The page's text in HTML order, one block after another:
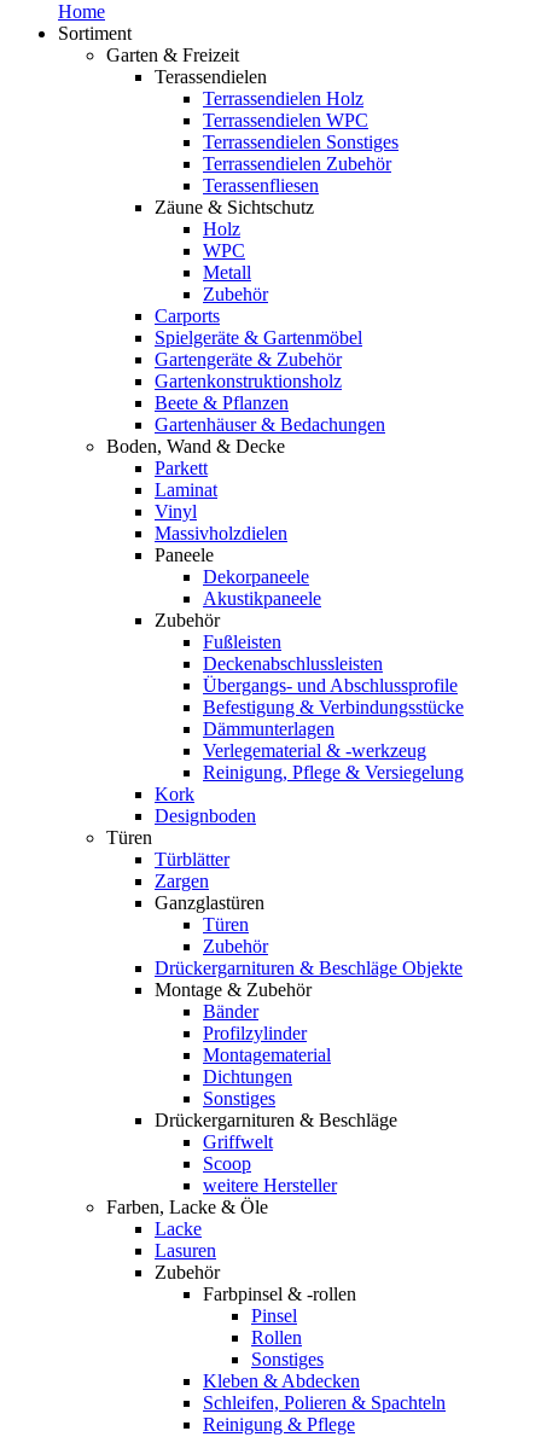
Home
Sortiment
Garten & Freizeit
Terassendielen
Terrassendielen Holz
Terrassendielen WPC
Terrassendielen Sonstiges
Terrassendielen Zubehör
Terassenfliesen
Zäune & Sichtschutz
Holz
WPC
Metall
Zubehör
Carports
Spielgeräte & Gartenmöbel
Gartengeräte & Zubehör
Gartenkonstruktionsholz
Beete & Pflanzen
Gartenhäuser & Bedachungen
Boden, Wand & Decke
Parkett
Laminat
Vinyl
Massivholzdielen
Paneele
Dekorpaneele
Akustikpaneele
Zubehör
Fußleisten
Deckenabschlussleisten
Übergangs- und Abschlussprofile
Befestigung & Verbindungsstücke
Dämmunterlagen
Verlegematerial & -werkzeug
Reinigung, Pflege & Versiegelung
Kork
Designboden
Türen
Türblätter
Zargen
Ganzglastüren
Türen
Zubehör
Drückergarnituren & Beschläge Objekte
Montage & Zubehör
Bänder
Profilzylinder
Montagematerial
Dichtungen
Sonstiges
Drückergarnituren & Beschläge
Griffwelt
Scoop
weitere Hersteller
Farben, Lacke & Öle
Lacke
Lasuren
Zubehör
Farbpinsel & -rollen
Pinsel
Rollen
Sonstiges
Kleben & Abdecken
Schleifen, Polieren & Spachteln
Reinigung & Pflege